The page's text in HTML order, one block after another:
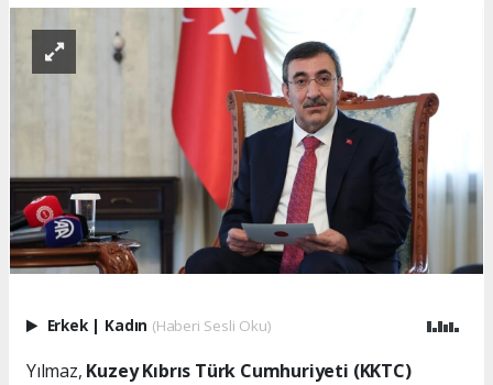
Erkek | Kadın (Haberi Sesli Oku)
Yılmaz, Kuzey Kıbrıs Türk Cumhuriyeti (KKTC)